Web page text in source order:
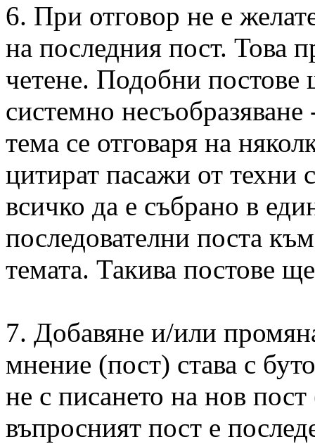
6. При отговор не е
на последния пост. Това
четене. Подобни
системно
тема се отговаря на
цитират пасажи от техни
всичко да е събрано в
последователни поста
темата. Такива постове
7. Добавяне и/или
мнение (пост) става с
не с писането на нов
въпросният пост е